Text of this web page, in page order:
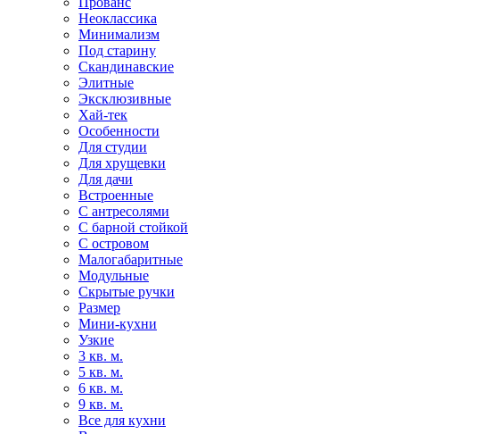
Неоклассика
Минимализм
Под старину
Скандинавские
Элитные
Эксклюзивные
Хай-тек
Особенности
Для студии
Для хрущевки
Для дачи
Встроенные
С антресолями
С барной стойкой
С островом
Малогабаритные
Модульные
Скрытые ручки
Размер
Мини-кухни
Узкие
3 кв. м.
5 кв. м.
6 кв. м.
9 кв. м.
Все для кухни